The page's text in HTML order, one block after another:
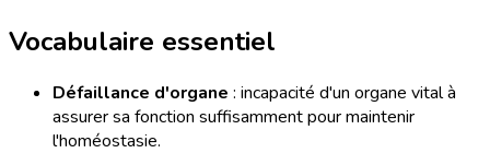
Vocabulaire essentiel
Défaillance d'organe : incapacité d'un organe vital à
assurer sa fonction suffisamment pour maintenir
l'homéostasie.